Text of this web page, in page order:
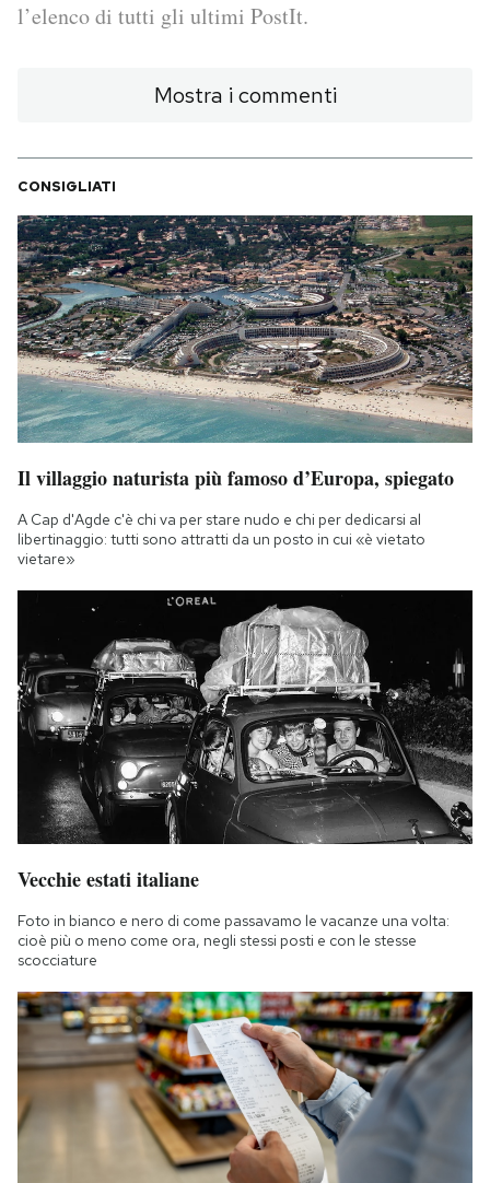
PODCAST
NEWSLETTER
I MIEI PREFERITI
SHOP
CALENDARIO
AREA PERSONALE
Area Personale
Notifiche mobile
Regala il Post
Hai bisogno di aiuto?
Esci
l’elenco di tutti gli ultimi PostIt.
Mostra i commenti
CONSIGLIATI
Il villaggio naturista più famoso d’Europa, spiegato
A Cap d'Agde c'è chi va per stare nudo e chi per dedicarsi al
libertinaggio: tutti sono attratti da un posto in cui «è vietato
vietare»
Vecchie estati italiane
Foto in bianco e nero di come passavamo le vacanze una volta:
cioè più o meno come ora, negli stessi posti e con le stesse
scocciature